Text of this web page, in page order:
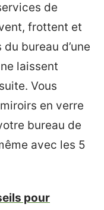
de
frottent et
bureau d’une
laissent
Vous
en verre
bureau de
avec les 5
pour